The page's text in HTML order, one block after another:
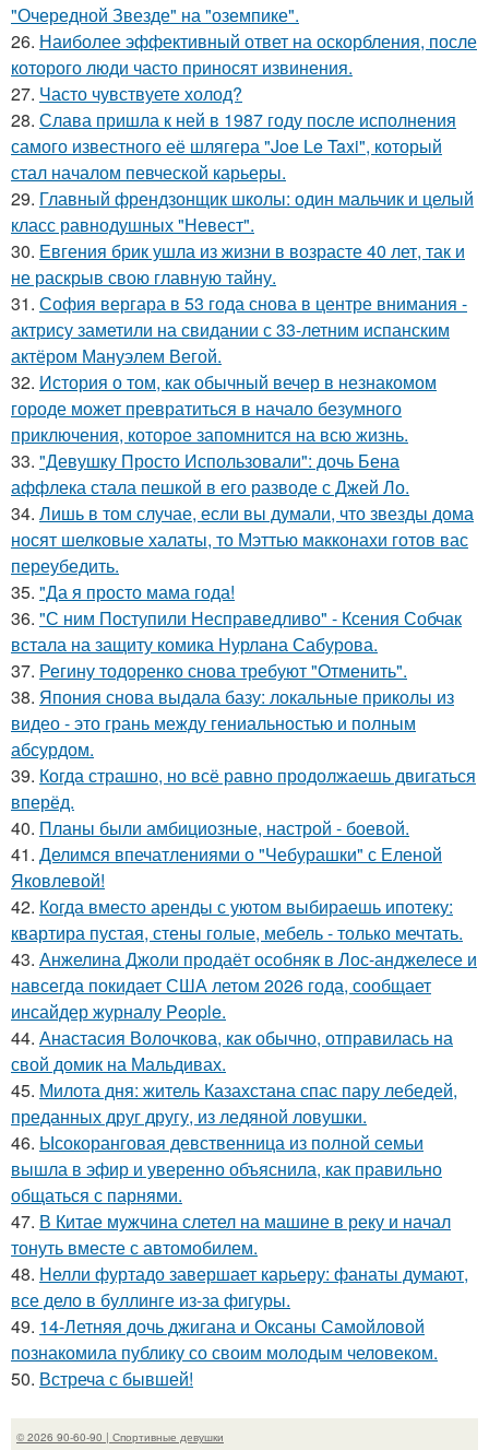
"Очередной Звезде" на "оземпике".
26. Наиболее эффективный ответ на оскорбления, после
которого люди часто приносят извинения.
27. Часто чувствуете холод?
28. Слава пришла к ней в 1987 году после исполнения
самого известного её шлягера "Joe Le Taxi", который
стал началом певческой карьеры.
29. Главный френдзонщик школы: один мальчик и целый
класс равнодушных "Невест".
30. Евгения брик ушла из жизни в возрасте 40 лет, так и
не раскрыв свою главную тайну.
31. София вергара в 53 года снова в центре внимания -
актрису заметили на свидании с 33-летним испанским
актёром Мануэлем Вегой.
32. История о том, как обычный вечер в незнакомом
городе может превратиться в начало безумного
приключения, которое запомнится на всю жизнь.
33. "Девушку Просто Использовали": дочь Бена
аффлека стала пешкой в его разводе с Джей Ло.
34. Лишь в том случае, если вы думали, что звезды дома
носят шелковые халаты, то Мэттью макконахи готов вас
переубедить.
35. "Да я просто мама года!
36. "С ним Поступили Несправедливо" - Ксения Собчак
встала на защиту комика Нурлана Сабурова.
37. Регину тодоренко снова требуют "Отменить".
38. Япония снова выдала базу: локальные приколы из
видео - это грань между гениальностью и полным
абсурдом.
39. Когда страшно, но всё равно продолжаешь двигаться
вперёд.
40. Планы были амбициозные, настрой - боевой.
41. Делимся впечатлениями о "Чебурашки" с Еленой
Яковлевой!
42. Когда вместо аренды с уютом выбираешь ипотеку:
квартира пустая, стены голые, мебель - только мечтать.
43. Анжелина Джоли продаёт особняк в Лос-анджелесе и
навсегда покидает США летом 2026 года, сообщает
инсайдер журналу People.
44. Анастасия Волочкова, как обычно, отправилась на
свой домик на Мальдивах.
45. Милота дня: житель Казахстана спас пару лебедей,
преданных друг другу, из ледяной ловушки.
46. Ысокоранговая девственница из полной семьи
вышла в эфир и уверенно объяснила, как правильно
общаться с парнями.
47. В Китае мужчина слетел на машине в реку и начал
тонуть вместе с автомобилем.
48. Нелли фуртадо завершает карьеру: фанаты думают,
все дело в буллинге из-за фигуры.
49. 14-Летняя дочь джигана и Оксаны Самойловой
познакомила публику со своим молодым человеком.
50. Встреча с бывшей!
© 2026 90-60-90 | Спортивные девушки